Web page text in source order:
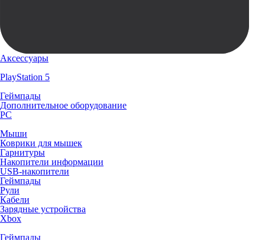
Аксессуары
PlayStation 5
Геймпады
Дополнительное оборудование
PC
Мыши
Коврики для мышек
Гарнитуры
Накопители информации
USB-накопители
Геймпады
Рули
Кабели
Зарядные устройства
Xbox
Геймпады